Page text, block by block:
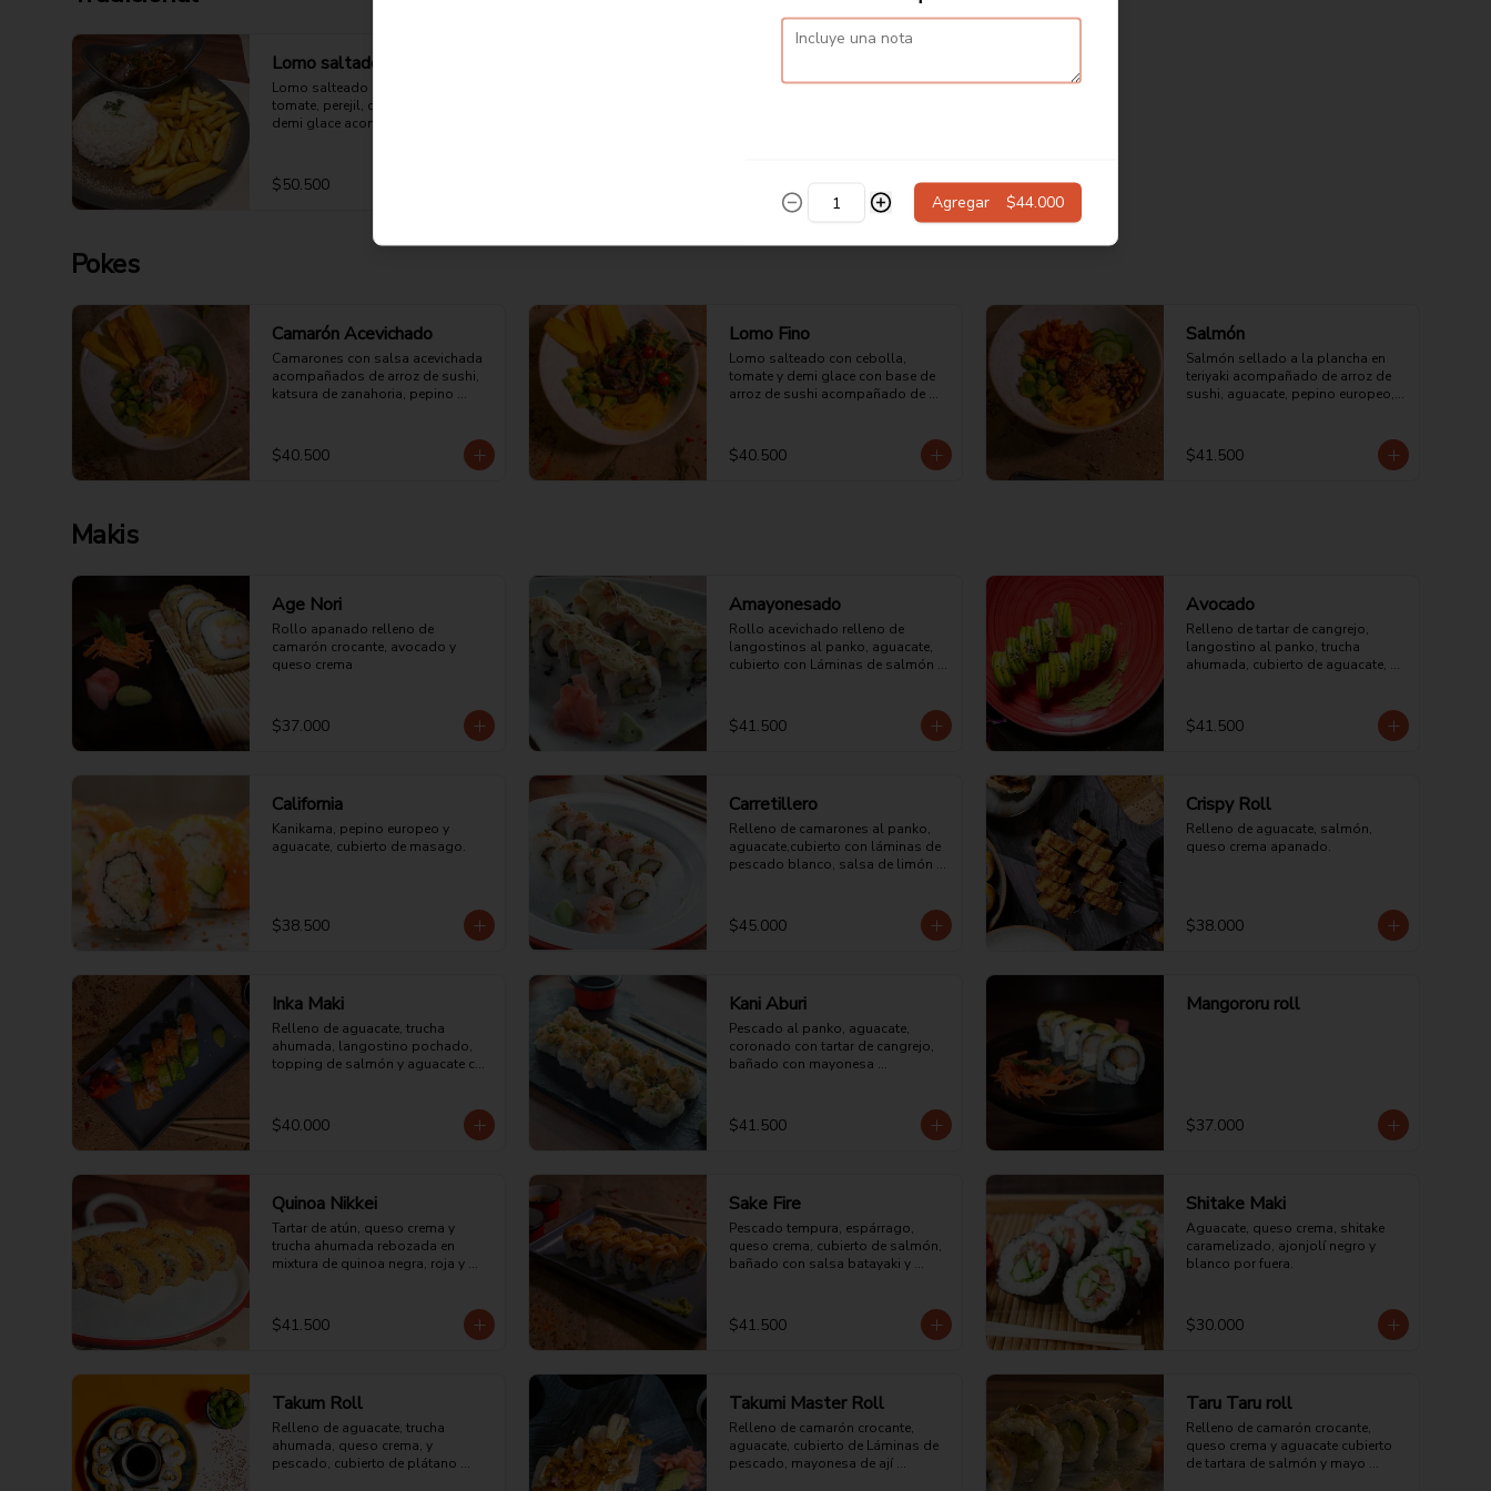
Lomo saltado
Lomo salteado con cebolla,
tomate, perejil, cilantro y salsa
demi glace acompañado de arroz
$50.500
Filete de salmón sellado a la
Pokes
Camarón Acevichado
Camarones con salsa acevichada
acompañados de arroz de sushi,
katsura de zanahoria, pepino
$40.500
Lomo Fino
Lomo salteado con cebolla,
tomate y demi glace con base de
arroz de sushi acompañado de
$40.500
Salmón
Salmón sellado a la plancha en
teriyaki acompañado de arroz de
sushi, aguacate, pepino europeo,
$41.500
Makis
Age Nori
Rollo apanado relleno de
camarón crocante, avocado y
queso crema
$37.000
Amayonesado
Rollo acevichado relleno de
langostinos al panko, aguacate,
cubierto con Láminas de salmón y
$41.500
Avocado
Relleno de tartar de cangrejo,
langostino al panko, trucha
ahumada, cubierto de aguacate,
$41.500
California
Kanikama, pepino europeo y
aguacate, cubierto de masago.
$38.500
Carretillero
Relleno de camarones al panko,
aguacate,cubierto con láminas de
pescado blanco, salsa de limón
$45.000
Crispy Roll
Relleno de aguacate, salmón,
queso crema apanado.
$38.000
Inka Maki
Relleno de aguacate, trucha
ahumada, langostino pochado,
topping de salmón y aguacate con
$40.000
Kani Aburi
Pescado al panko, aguacate,
coronado con tartar de cangrejo,
bañado con mayonesa
de ajonjolí.
$41.500
Mangororu roll
$37.000
Quinoa Nikkei
Tartar de atún, queso crema y
trucha ahumada rebozada en
mixtura de quinoa negra, roja y
$41.500
Sake Fire
Pescado tempura, espárrago,
queso crema, cubierto de salmón,
bañado con salsa batayaki y
$41.500
Shitake Maki
Aguacate, queso crema, shitake
caramelizado, ajonjolí negro y
blanco por fuera.
$30.000
Takum Roll
Relleno de aguacate, trucha
ahumada, queso crema, y
pescado, cubierto de plátano
Takumi Master Roll
Relleno de camarón crocante,
aguacate, cubierto de Láminas de
pescado, mayonesa de ají
Taru Taru roll
Relleno de camarón crocante,
queso crema y aguacate cubierto
de tartara de salmón y mayo
Agregar $44.000